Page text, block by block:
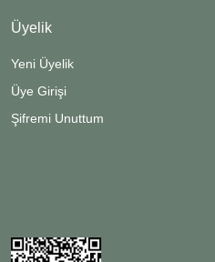
Üyelik
Yeni Üyelik
Üye Girişi
Şifremi Unuttum